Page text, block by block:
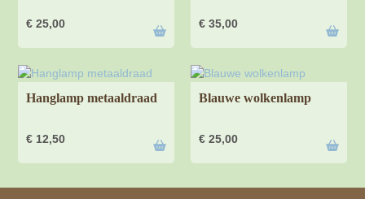
€ 25,00 € 35,00
Hanglamp metaaldraad
€ 12,50
Blauwe wolkenlamp
€ 25,00